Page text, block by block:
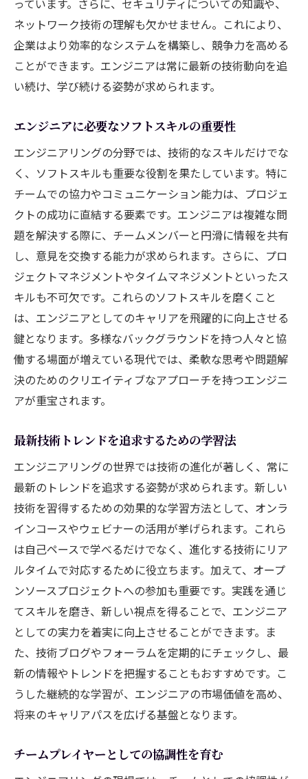
効率化と生産性向上のための技術導入
企業文化におけるエンジニアリングの役割
ビジネスモデルを革新する技術の力
データ活用による企業成長の加速
企業の競争力を高めるためのテクノロジー
問題解決に挑むエンジニアたちの視点とは
複雑な問題に対するアプローチ法
クリエイティブな解決策を生むプロセス
エンジニアとしての倫理的な判断基準
多様な視点を取り入れた問題解決
技術的課題を乗り越えるためのチーム作り
フィードバックを活かした継続的改善
エンジニアリングを活かした社会貢献の可能性
社会問題を解決するための技術活用
持続可能な社会の実現に向けた技術開発
地域社会におけるエンジニアの役割
環境保護を推進するテクノロジー
エンジニアとしての社会的責任
未来を築くためにエンジニアが備えるべき視点
未来志向のプロジェクトマネジメント
倫理と技術のバランスを保つ考え方
エコシステムを考慮した技術開発
変化を受け入れる柔軟なマインドセット
持続可能な未来へのビジョン設計
新しい価値を創造するためのコラボレーシ
ョン
エンジニアリングがもたらすより良い未来の構
築方法
テクノロジーで解決する未来の課題
持続可能な開発目標（SDGs）への貢献
次世代テクノロジーの可能性を探る
未来の働き方をデザインするための技術
ネットワーク技術の理解も欠かせません。これにより、
企業はより効率的なシステムを構築し、競争力を高める
ことができます。エンジニアは常に最新の技術動向を追
い続け、学び続ける姿勢が求められます。
エンジニアに必要なソフトスキルの重要性
エンジニアリングの分野では、技術的なスキルだけでな
く、ソフトスキルも重要な役割を果たしています。特に
チームでの協力やコミュニケーション能力は、プロジェ
クトの成功に直結する要素です。エンジニアは複雑な問
題を解決する際に、チームメンバーと円滑に情報を共有
し、意見を交換する能力が求められます。さらに、プロ
ジェクトマネジメントやタイムマネジメントといったス
キルも不可欠です。これらのソフトスキルを磨くこと
は、エンジニアとしてのキャリアを飛躍的に向上させる
鍵となります。多様なバックグラウンドを持つ人々と協
働する場面が増えている現代では、柔軟な思考や問題解
決のためのクリエイティブなアプローチを持つエンジニ
アが重宝されます。
最新技術トレンドを追求するための学習法
エンジニアリングの世界では技術の進化が著しく、常に
最新のトレンドを追求する姿勢が求められます。新しい
技術を習得するための効果的な学習方法として、オンラ
インコースやウェビナーの活用が挙げられます。これら
は自己ペースで学べるだけでなく、進化する技術にリア
ルタイムで対応するために役立ちます。加えて、オープ
ンソースプロジェクトへの参加も重要です。実践を通じ
てスキルを磨き、新しい視点を得ることで、エンジニア
としての実力を着実に向上させることができます。ま
た、技術ブログやフォーラムを定期的にチェックし、最
新の情報やトレンドを把握することもおすすめです。こ
うした継続的な学習が、エンジニアの市場価値を高め、
将来のキャリアパスを広げる基盤となります。
チームプレイヤーとしての協調性を育む